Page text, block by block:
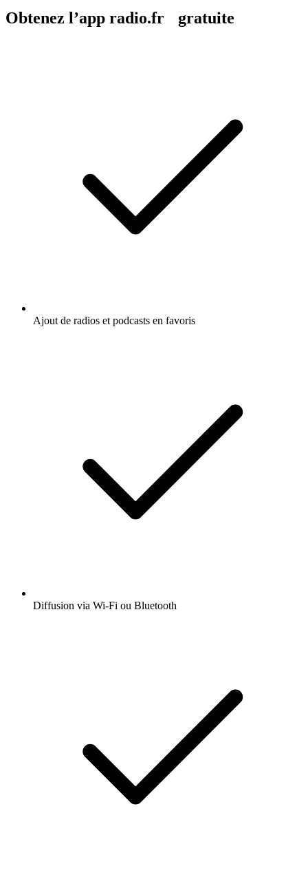
Obtenez l’app radio.fr gratuite
Ajout de radios et podcasts en favoris
Diffusion via Wi-Fi ou Bluetooth